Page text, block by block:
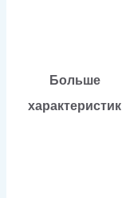
Больше
характеристик